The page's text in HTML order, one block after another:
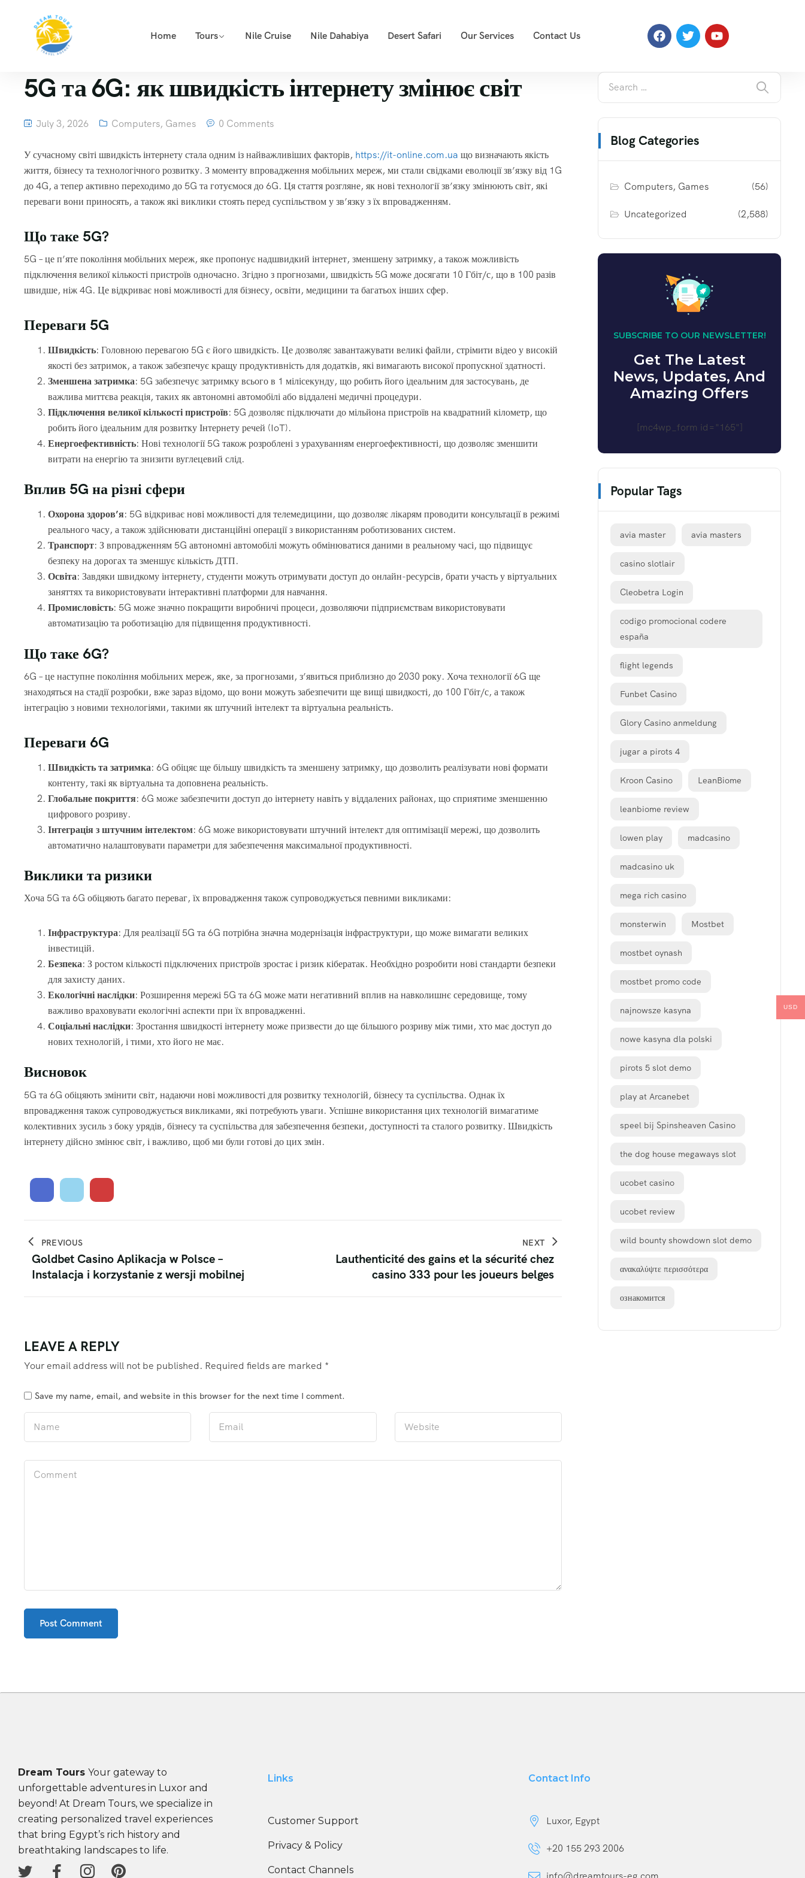
Home Tours Nile Cruise Nile Dahabiya Desert Safari Our Services Contact Us
5G та 6G: як швидкість інтернету змінює світ
July 3, 2026 Computers, Games 0 Comments
У сучасному світі швидкість інтернету стала одним із найважливіших факторів, https://it-online.com.ua що визначають якість
життя, бізнесу та технологічного розвитку. З моменту впровадження мобільних мереж, ми стали свідками еволюції зв’язку від 1G
до 4G, а тепер активно переходимо до 5G та готуємося до 6G. Ця стаття розгляне, як нові технології зв’язку змінюють світ, які
переваги вони приносять, а також які виклики стоять перед суспільством у зв’язку з їх впровадженням.
Що таке 5G?
5G – це п’яте покоління мобільних мереж, яке пропонує надшвидкий інтернет, зменшену затримку, а також можливість
підключення великої кількості пристроїв одночасно. Згідно з прогнозами, швидкість 5G може досягати 10 Гбіт/с, що в 100 разів
швидше, ніж 4G. Це відкриває нові можливості для бізнесу, освіти, медицини та багатьох інших сфер.
Переваги 5G
Швидкість: Головною перевагою 5G є його швидкість. Це дозволяє завантажувати великі файли, стрімити відео у високій
якості без затримок, а також забезпечує кращу продуктивність для додатків, які вимагають високої пропускної здатності.
Зменшена затримка: 5G забезпечує затримку всього в 1 мілісекунду, що робить його ідеальним для застосувань, де
важлива миттєва реакція, таких як автономні автомобілі або віддалені медичні процедури.
Підключення великої кількості пристроїв: 5G дозволяє підключати до мільйона пристроїв на квадратний кілометр, що
робить його ідеальним для розвитку Інтернету речей (IoT).
Енергоефективність: Нові технології 5G також розроблені з урахуванням енергоефективності, що дозволяє зменшити
витрати на енергію та знизити вуглецевий слід.
Вплив 5G на різні сфери
Охорона здоров’я: 5G відкриває нові можливості для телемедицини, що дозволяє лікарям проводити консультації в режимі
реального часу, а також здійснювати дистанційні операції з використанням роботизованих систем.
Транспорт: З впровадженням 5G автономні автомобілі можуть обмінюватися даними в реальному часі, що підвищує
безпеку на дорогах та зменшує кількість ДТП.
Освіта: Завдяки швидкому інтернету, студенти можуть отримувати доступ до онлайн-ресурсів, брати участь у віртуальних
заняттях та використовувати інтерактивні платформи для навчання.
Промисловість: 5G може значно покращити виробничі процеси, дозволяючи підприємствам використовувати
автоматизацію та роботизацію для підвищення продуктивності.
Що таке 6G?
6G – це наступне покоління мобільних мереж, яке, за прогнозами, з’явиться приблизно до 2030 року. Хоча технології 6G ще
знаходяться на стадії розробки, вже зараз відомо, що вони можуть забезпечити ще вищі швидкості, до 100 Гбіт/с, а також
інтеграцію з новими технологіями, такими як штучний інтелект та віртуальна реальність.
Переваги 6G
Швидкість та затримка: 6G обіцяє ще більшу швидкість та зменшену затримку, що дозволить реалізувати нові формати
контенту, такі як віртуальна та доповнена реальність.
Глобальне покриття: 6G може забезпечити доступ до інтернету навіть у віддалених районах, що сприятиме зменшенню
цифрового розриву.
Інтеграція з штучним інтелектом: 6G може використовувати штучний інтелект для оптимізації мережі, що дозволить
автоматично налаштовувати параметри для забезпечення максимальної продуктивності.
Виклики та ризики
Хоча 5G та 6G обіцяють багато переваг, їх впровадження також супроводжується певними викликами:
Інфраструктура: Для реалізації 5G та 6G потрібна значна модернізація інфраструктури, що може вимагати великих
інвестицій.
Безпека: З ростом кількості підключених пристроїв зростає і ризик кібератак. Необхідно розробити нові стандарти безпеки
для захисту даних.
Екологічні наслідки: Розширення мережі 5G та 6G може мати негативний вплив на навколишнє середовище, тому
важливо враховувати екологічні аспекти при їх впровадженні.
Соціальні наслідки: Зростання швидкості інтернету може призвести до ще більшого розриву між тими, хто має доступ до
нових технологій, і тими, хто його не має.
Висновок
5G та 6G обіцяють змінити світ, надаючи нові можливості для розвитку технологій, бізнесу та суспільства. Однак їх
впровадження також супроводжується викликами, які потребують уваги. Успішне використання цих технологій вимагатиме
колективних зусиль з боку урядів, бізнесу та суспільства для забезпечення безпеки, доступності та сталого розвитку. Швидкість
інтернету дійсно змінює світ, і важливо, щоб ми були готові до цих змін.
PREVIOUS
Goldbet Casino Aplikacja w Polsce –
Instalacja i korzystanie z wersji mobilnej
NEXT
Lauthenticité des gains et la sécurité chez
casino 333 pour les joueurs belges
LEAVE A REPLY
Your email address will not be published. Required fields are marked *
Save my name, email, and website in this browser for the next time I comment.
Blog Categories
Computers, Games (56)
Uncategorized (2,588)
SUBSCRIBE TO OUR NEWSLETTER!
Get The Latest
News, Updates, And
Amazing Offers
[mc4wp_form id="165"]
Popular Tags
avia master avia masters
casino slotlair
Cleobetra Login
codigo promocional codere
españa
flight legends
Funbet Casino
Glory Casino anmeldung
jugar a pirots 4
Kroon Casino LeanBiome
leanbiome review
lowen play madcasino
madcasino uk
mega rich casino
monsterwin Mostbet
mostbet oynash
mostbet promo code
najnowsze kasyna
nowe kasyna dla polski
pirots 5 slot demo
play at Arcanebet
speel bij Spinsheaven Casino
the dog house megaways slot
ucobet casino
ucobet review
wild bounty showdown slot demo
ανακαλύψτε περισσότερα
ознакомится
Dream Tours Your gateway to
unforgettable adventures in Luxor and
beyond! At Dream Tours, we specialize in
creating personalized travel experiences
that bring Egypt’s rich history and
breathtaking landscapes to life.
Links
Customer Support
Privacy & Policy
Contact Channels
Contact Info
Luxor, Egypt
+20 155 293 2006
USD